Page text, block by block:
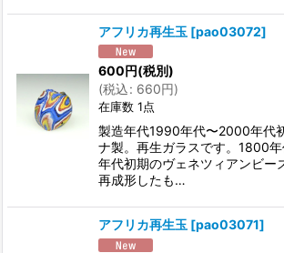
アフリカ再生玉 [pao03072]
600円(税別)
(税込: 660円)
在庫数 1点
製造年代1990年代〜2000年代
ナ製。再生ガラスです。1800
年代初期のヴェネツィアンビー
再成形したも…
アフリカ再生玉 [pao03071]